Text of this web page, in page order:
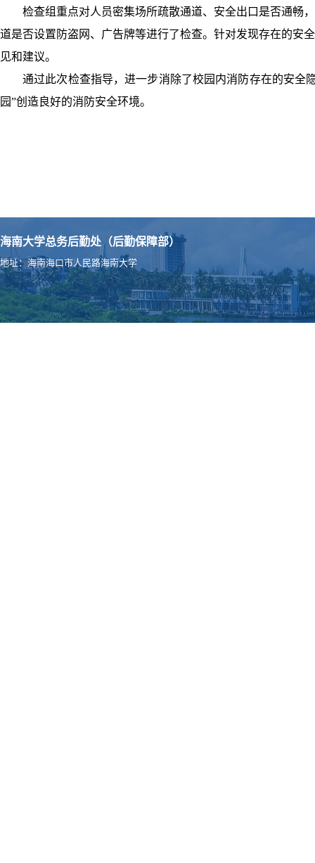
检查组重点对人员密集场所疏散通道、安全出口是否通畅
道是否设置防盗网、广告牌等进行了检查。针对发现存在的安
见和建议。
通过此次检查指导，进一步消除了校园内消防存在的安全
园”创造良好的消防安全环境。
海南大学总务后勤处（后勤保障部）
地址：海南海口市人民路海南大学